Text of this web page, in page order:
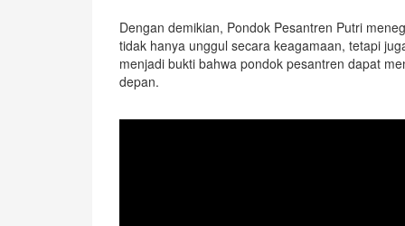
Dengan demikian, Pondok Pesantren Putri
tidak hanya unggul secara keagamaan, tetapi
menjadi bukti bahwa pondok pesantren dapat
depan.